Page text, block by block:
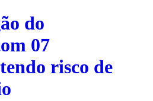
do
07
risco de